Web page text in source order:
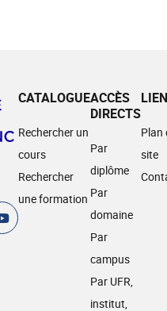
CATALOGUE
Rechercher un
cours
Rechercher
une formation
ACCÈS
DIRECTS
Par
diplôme
Par
domaine
Par
campus
Par UFR,
institut,
Plan
site